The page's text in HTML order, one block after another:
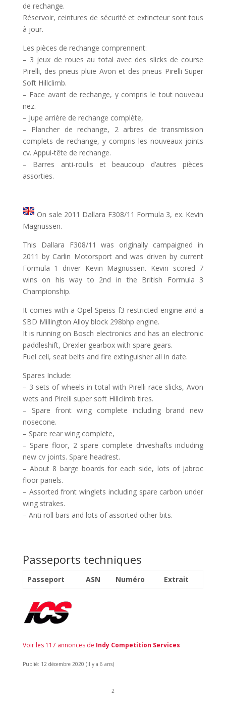
de rechange.
Réservoir, ceintures de sécurité et extincteur sont tous
à jour.
Les pièces de rechange comprennent:
– 3 jeux de roues au total avec des slicks de course
Pirelli, des pneus pluie Avon et des pneus Pirelli Super
Soft Hillclimb.
– Face avant de rechange, y compris le tout nouveau
nez.
– Jupe arrière de rechange complète,
– Plancher de rechange, 2 arbres de transmission
complets de rechange, y compris les nouveaux joints
cv. Appui-tête de rechange.
– Barres anti-roulis et beaucoup d’autres pièces
assorties.
On sale 2011 Dallara F308/11 Formula 3, ex. Kevin
Magnussen.
This Dallara F308/11 was originally campaigned in
2011 by Carlin Motorsport and was driven by current
Formula 1 driver Kevin Magnussen. Kevin scored 7
wins on his way to 2nd in the British Formula 3
Championship.
It comes with a Opel Speiss f3 restricted engine and a
SBD Millington Alloy block 298bhp engine.
It is running on Bosch electronics and has an electronic
paddleshift, Drexler gearbox with spare gears.
Fuel cell, seat belts and fire extinguisher all in date.
Spares Include:
– 3 sets of wheels in total with Pirelli race slicks, Avon
wets and Pirelli super soft Hillclimb tires.
– Spare front wing complete including brand new
nosecone.
– Spare rear wing complete,
– Spare floor, 2 spare complete driveshafts including
new cv joints. Spare headrest.
– About 8 barge boards for each side, lots of jabroc
floor panels.
– Assorted front winglets including spare carbon under
wing strakes.
– ​Anti roll bars and lots of assorted other bits.
Passeports techniques
Passeport ASN Numéro Extrait
Voir les 117 annonces de Indy Competition Services
Publié: 12 décembre 2020 (il y a 6 ans)
2